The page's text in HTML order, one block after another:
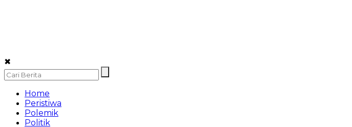
✖
Home
Peristiwa
Polemik
Politik